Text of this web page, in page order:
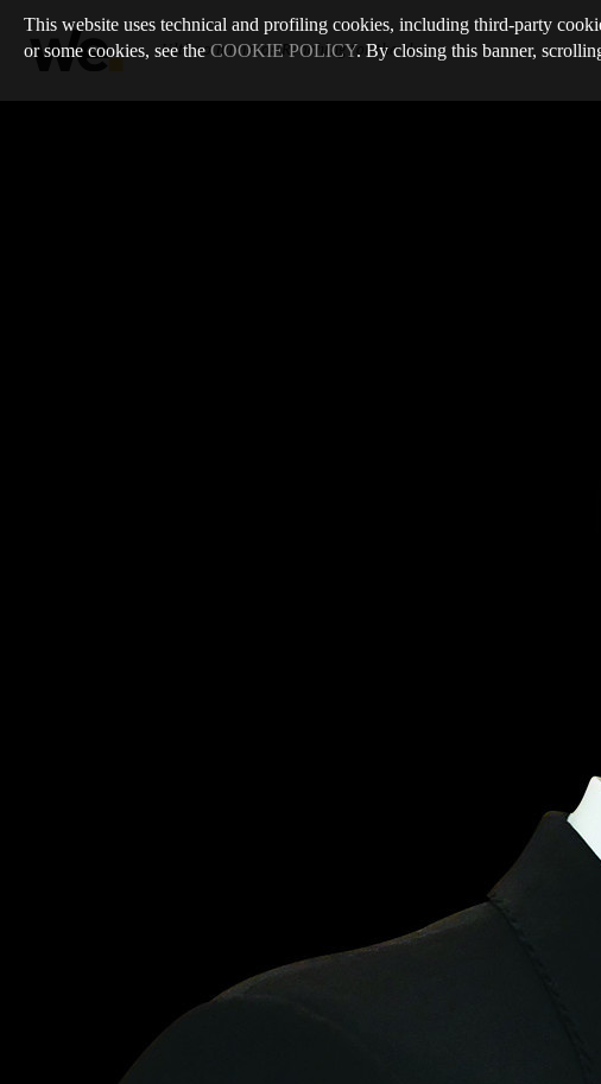
Ultimo numero:/Reaching for the sky
This website uses technical and profiling cookies, including third-party
or some cookies, see the COOKIE POLICY. By closing this banner,